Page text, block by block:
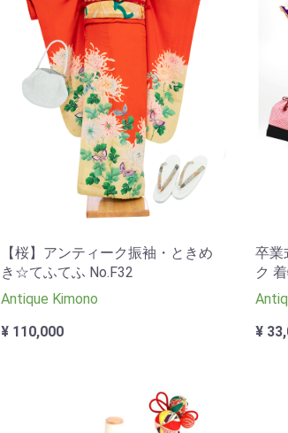
【桜】アンティーク振袖・ときめ
き☆てふてふ No.F32
Antique Kimono
¥ 110,000
卒業
ク
¥